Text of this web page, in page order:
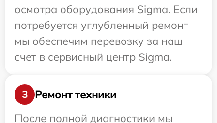
осмотра оборудования Sigma. Если
потребуется углубленный ремонт
мы обеспечим перевозку за наш
счет в сервисный центр Sigma.
3
Ремонт техники
После полной диагностики мы